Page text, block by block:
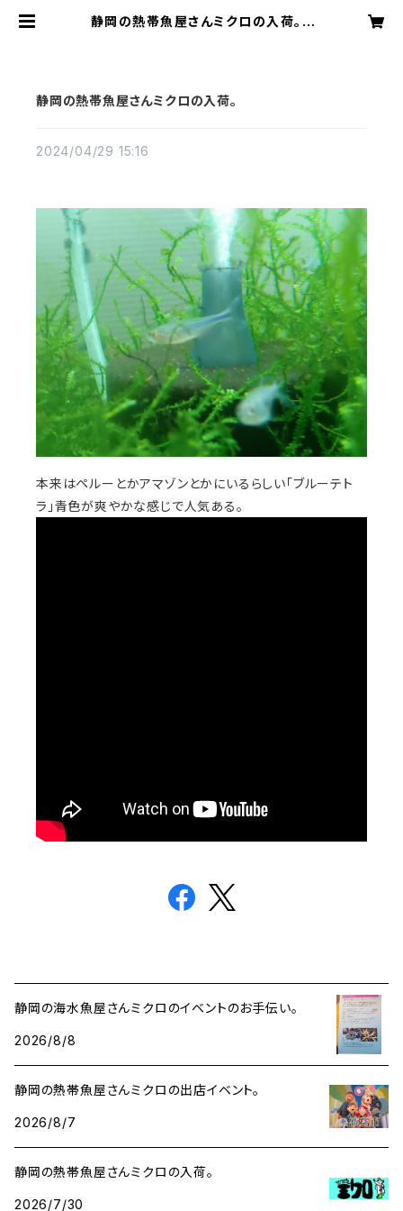
静岡の熱帯魚屋さんミクロの入荷。 |
静岡の熱帯魚屋さんミクロの入荷。
2024/04/29 15:16
本来はペルーとかアマゾンとかにいるらしい「ブルーテト
ラ」青色が爽やかな感じで人気ある。
静岡の海水魚屋さんミクロのイベントのお手伝い。
2026/8/8
静岡の熱帯魚屋さんミクロの出店イベント。
2026/8/7
静岡の熱帯魚屋さんミクロの入荷。
2026/7/30